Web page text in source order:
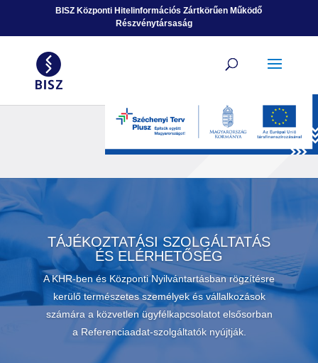
Ugrás a tartalomhozBISZ Központi Hitelinformációs Zártkörűen Működő
Részvénytársaság
TÁJÉKOZTATÁSI SZOLGÁLTATÁS
ÉS ELÉRHETŐSÉG
A KHR-ben és Központi Nyilvántartásban rögzítésre
kerülő természetes személyek és vállalkozások
számára a közvetlen ügyfélkapcsolatot elsősorban
a Referenciaadat-szolgáltatók nyújtják.